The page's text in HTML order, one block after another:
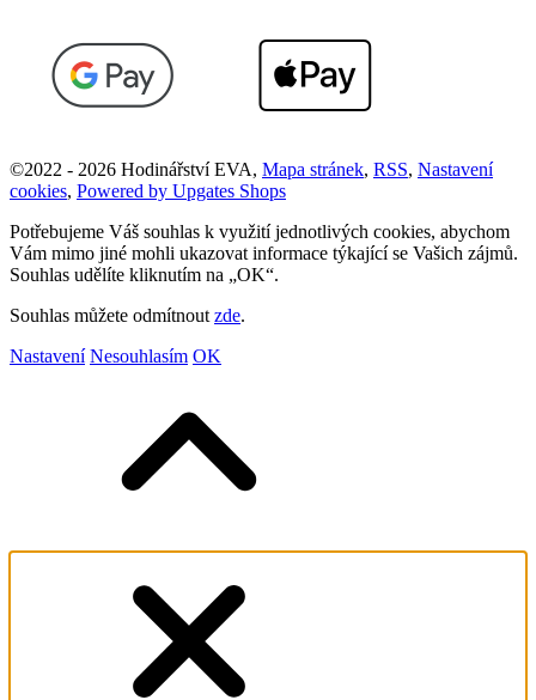
©2022 - 2026 Hodinářství EVA, Mapa stránek, RSS, Nastavení
cookies, Powered by Upgates Shops
Potřebujeme Váš souhlas k využití jednotlivých cookies, abychom
Vám mimo jiné mohli ukazovat informace týkající se Vašich zájmů.
Souhlas udělíte kliknutím na „OK“.
Souhlas můžete odmítnout zde.
Nastavení Nesouhlasím OK